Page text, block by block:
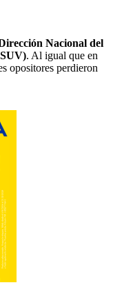
Nacional del
. Al igual que en
opositores perdieron